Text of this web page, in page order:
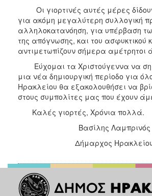
Οι γιορτινές αυτές μέρες
για ακόμη μεγαλύτερη συλλογική
αλληλοκατανόηση, για υπέρβαση
της απόγνωσης, και του ασφυκτικού
αντιμετωπίζουν σήμερα αμέτρητοι
Εύχομαι τα Χριστούγεννα να
μια νέα δημιουργική περίοδο για
Ηρακλείου θα εξακολουθήσει να
στους συμπολίτες μας που έχουν
Καλές γιορτές, Χρόνια πολλά.
Βασίλης Λαμπρινός
Δήμαρχος